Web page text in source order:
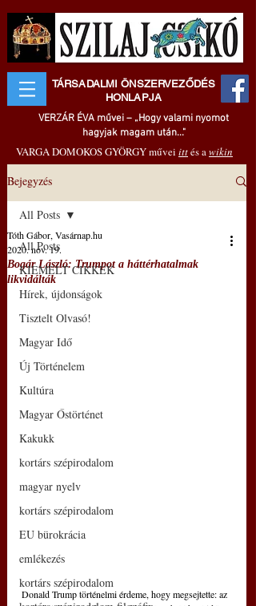
TÁRSADALMI ÖNSZERVEZŐDÉS
HONLAPJA
VERZÁR ÉVA művei – „Hogy valami nyomot
hagyjak magam után..."
VARGA DOMOKOS GYÖRGY művei ittés awikin
Bejegyzés
All Posts
KIEMELT CIKKEK
Hírek, újdonságok
Tisztelt Olvasó!
Magyar Idő
Új Történelem
Kultúra
Magyar Őstörténet
Kakukk
kortárs szépirodalom
magyar nyelv
kortárs szépirodalom
EU bürokrácia
emlékezés
kortárs szépirodalom
All Posts
Bogár László: Trumpot a háttérhatalmak
likvidálták
Tóth Gábor, Vasárnap.hu
2020. nov. 19.
Donald Trump történelmi érdeme, hogy megsejtette: az